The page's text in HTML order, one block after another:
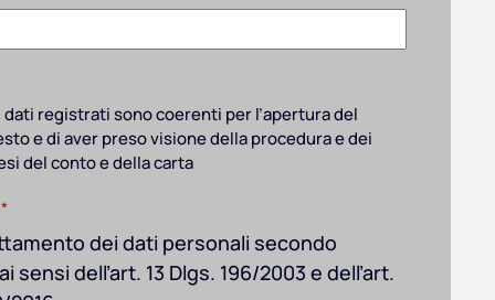
registrati sono coerenti per l’apertura del
e di aver preso visione della procedura e dei
del conto e della carta
*
dei dati personali secondo
sensi dell’art. 13 Dlgs. 196/2003 e dell’art.